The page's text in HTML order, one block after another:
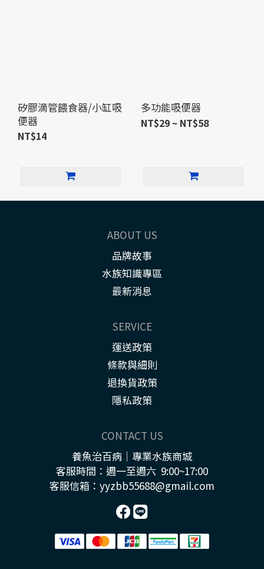
矽膠滴管餵食器/小缸吸
便器
NT$14
多功能吸便器
NT$29 ~ NT$58
ABOUT US
品牌故事
水族知識專區
最新消息
SERVICE
運送政策
條款與細則
退換貨政策
隱私政策
CONTACT US
養魚治百病｜專業水族商城
客服時間：週一至週六 9:00~17:00
客服信箱：yyzbb55688@gmail.com